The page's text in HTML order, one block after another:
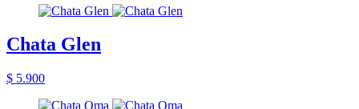
Chata Glen
$ 5.900